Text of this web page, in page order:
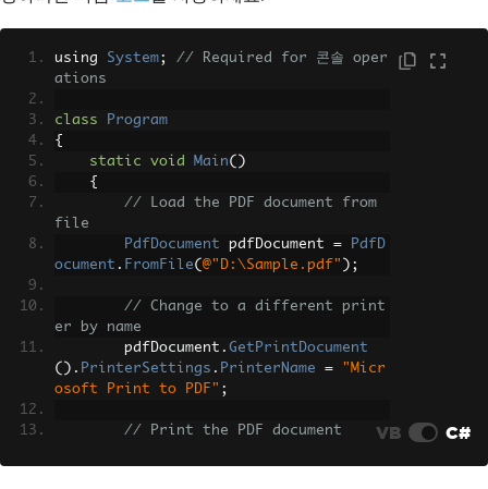
using System;
// Required for 콘솔 oper
ations
class
Program
{
static
void Main()
{
// Load the PDF document from
file
PdfDocument pdfDocument =
PdfD
ocument . FromFile( @"D:\Sample.pdf" );
// Change to a different print
er by name
        pdfDocument
. GetPrintDocument
(). PrinterSettings . PrinterName =
"Micr
osoft Print to PDF" ;
// Print the PDF document
VB C#